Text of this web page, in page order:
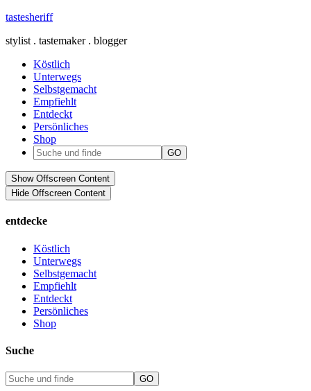
tastesheriff
stylist . tastemaker . blogger
Köstlich
Unterwegs
Selbstgemacht
Empfiehlt
Entdeckt
Persönliches
Shop
Show Offscreen Content
Hide Offscreen Content
entdecke
Köstlich
Unterwegs
Selbstgemacht
Empfiehlt
Entdeckt
Persönliches
Shop
Suche